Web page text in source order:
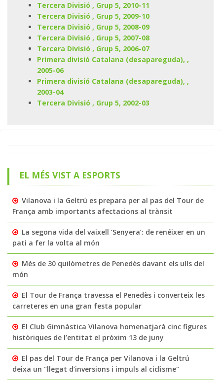
Tercera Divisió , Grup 5, 2010-11
Tercera Divisió , Grup 5, 2009-10
Tercera Divisió , Grup 5, 2008-09
Tercera Divisió , Grup 5, 2007-08
Tercera Divisió , Grup 5, 2006-07
Primera divisió Catalana (desapareguda), ,
2005-06
Primera divisió Catalana (desapareguda), ,
2003-04
Tercera Divisió , Grup 5, 2002-03
EL MÉS VIST A ESPORTS
Vilanova i la Geltrú es prepara per al pas del Tour de
França amb importants afectacions al trànsit
La segona vida del vaixell ‘Senyera’: de renéixer en un
pati a fer la volta al món
Més de 30 quilòmetres de Penedès davant els ulls del
món
El Tour de França travessa el Penedès i converteix les
carreteres en una gran festa popular
El Club Gimnàstica Vilanova homenatjarà cinc figures
històriques de l’entitat el pròxim 13 de juny
El pas del Tour de França per Vilanova i la Geltrú
deixa un "llegat d’inversions i impuls al ciclisme"